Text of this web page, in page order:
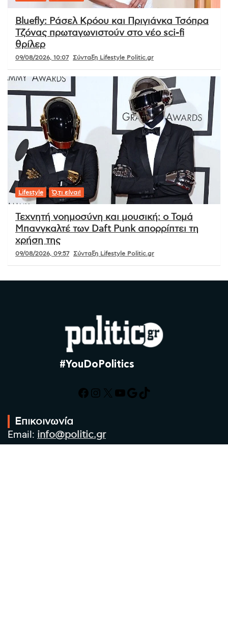
Bluefly: Ράσελ Κρόου και Πριγιάνκα Τσόπρα
Τζόνας πρωταγωνιστούν στο νέο sci-fi
θρίλερ
09/08/2026, 10:07 Σύνταξη Lifestyle Politic.gr
Lifestyle Ό,τι είναι!
Τεχνητή νοημοσύνη και μουσική: ο Τομά
Μπανγκαλτέ των Daft Punk απορρίπτει τη
χρήση της
09/08/2026, 09:57 Σύνταξη Lifestyle Politic.gr
#YouDoPolitics
Facebook
Instagram
X YouTube
Google
TikTok
Επικοινωνία
Email: info@politic.gr
Τηλ: